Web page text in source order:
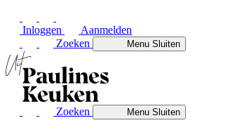
Inloggen
Aanmelden
Zoeken
MenuSluiten
Zoeken MenuSluiten